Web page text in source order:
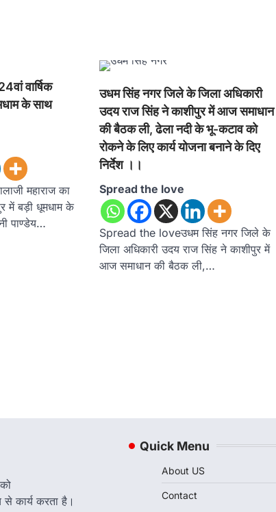
वार्षिक
के साथ
महाराज का
में बड़ी धूमधाम के
पाण्डेय…
उधम सिंह नगर जिले के जिला अधिकारी
उदय राज सिंह ने काशीपुर में आज समाधान
की बैठक ली, ढेला नदी के भू-कटाव को
रोकने के लिए कार्य योजना बनाने के दिए
निर्देश ।।
Spread the love
Spread the loveउधम सिंह नगर जिले के
जिला अधिकारी उदय राज सिंह ने काशीपुर में
आज समाधान की बैठक ली,…
कार्य करता है।
Quick Menu
About US
Contact